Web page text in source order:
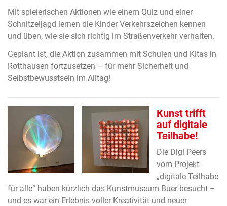
Mit spielerischen Aktionen wie einem Quiz und einer
Schnitzeljagd lernen die Kinder Verkehrszeichen kennen
und üben, wie sie sich richtig im Straßenverkehr verhalten.
Geplant ist, die Aktion zusammen mit Schulen und Kitas in
Rotthausen fortzusetzen – für mehr Sicherheit und
Selbstbewusstsein im Alltag!
Kunst trifft
auf digitale
Teilhabe!
Die Digi Peers
vom Projekt
„digitale Teilhabe
für alle“ haben kürzlich das Kunstmuseum Buer besucht –
und es war ein Erlebnis voller Kreativität und neuer